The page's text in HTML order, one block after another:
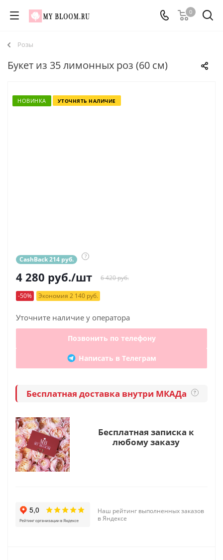
0
Розы
Букет из 35 лимонных роз (60 см)
НОВИНКА УТОЧНЯТЬ НАЛИЧИЕ
CashBack 214 руб. ?
4 280 руб./шт 6 420 руб.
-50% Экономия 2 140 руб.
Уточните наличие у оператора
Позвонить по телефону
Написать в Телеграм
Бесплатная доставка внутри МКАДа ?
Бесплатная записка к
любому заказу
Наш рейтинг выполненных заказов
в Яндексе